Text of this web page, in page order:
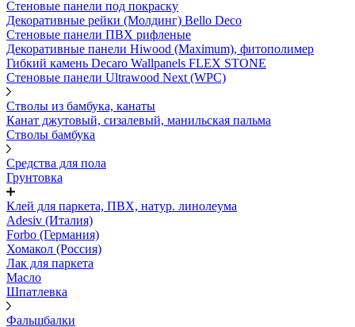
Стеновые панели под покраску
Декоративные рейки (Молдинг) Bello Deco
Стеновые панели ПВХ рифленыe
Декоративные панели Hiwood (Maximum), фитополимер
Гибкий камень Decaro Wallpanels FLEX STONE
Стеновые панели Ultrawood Next (WPC)
Стволы из бамбука, канаты
Канат джутовый, сизалевый, манильская пальма
Стволы бамбука
Средства для пола
Грунтовка
Клей для паркета, ПВХ, натур. линолеума
Adesiv (Италия)
Forbo (Германия)
Хомакол (Россия)
Лак для паркета
Масло
Шпатлевка
Фальшбалки